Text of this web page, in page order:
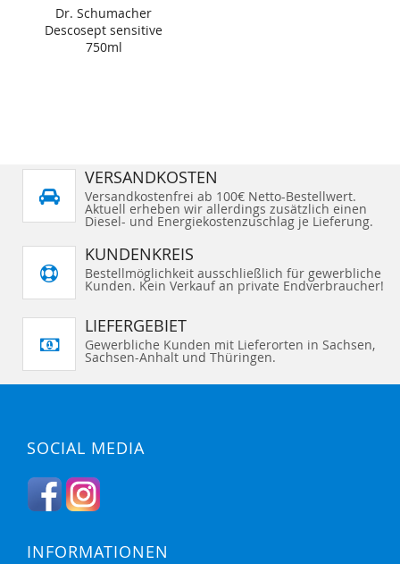
Dr. Schumacher
Descosept sensitive
750ml
VERSANDKOSTEN
Versandkostenfrei ab 100€ Netto-Bestellwert.
Aktuell erheben wir allerdings zusätzlich einen
Diesel- und Energiekostenzuschlag je Lieferung.
KUNDENKREIS
Bestellmöglichkeit ausschließlich für gewerbliche
Kunden. Kein Verkauf an private Endverbraucher!
LIEFERGEBIET
Gewerbliche Kunden mit Lieferorten in Sachsen,
Sachsen-Anhalt und Thüringen.
SOCIAL MEDIA
INFORMATIONEN